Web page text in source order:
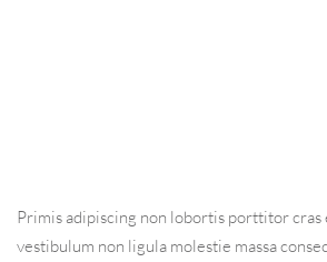
Primis adipiscing non lobortis porttitor
vestibulum non ligula molestie massa